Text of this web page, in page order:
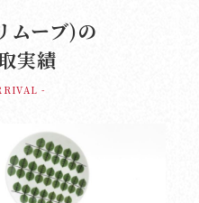
ーブ)の
実績
-